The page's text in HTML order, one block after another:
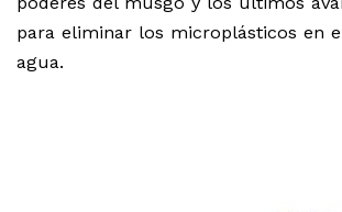
para eliminar los microplásticos en
agua.